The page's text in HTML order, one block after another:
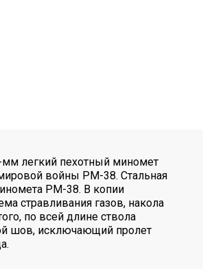
мм легкий пехотный миномет
войны РМ-38. Стальная
РМ-38. В копии
стравливания газов, накола
по всей длине ствола
шов, исключающий пролет